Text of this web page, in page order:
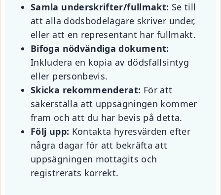
Samla underskrifter/fullmakt: Se till
att alla dödsbodelägare skriver under,
eller att en representant har fullmakt.
Bifoga nödvändiga dokument:
Inkludera en kopia av dödsfallsintyg
eller personbevis.
Skicka rekommenderat: För att
säkerställa att uppsägningen kommer
fram och att du har bevis på detta.
Följ upp: Kontakta hyresvärden efter
några dagar för att bekräfta att
uppsägningen mottagits och
registrerats korrekt.